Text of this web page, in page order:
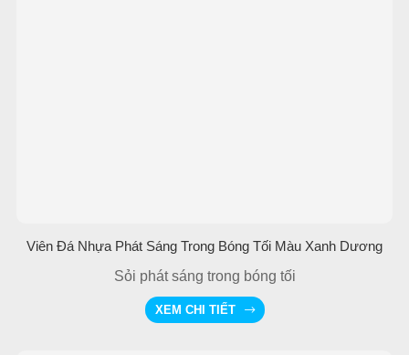
Viên Đá Nhựa Phát Sáng Trong Bóng Tối Màu Xanh Dương
Sỏi phát sáng trong bóng tối
XEM CHI TIẾT